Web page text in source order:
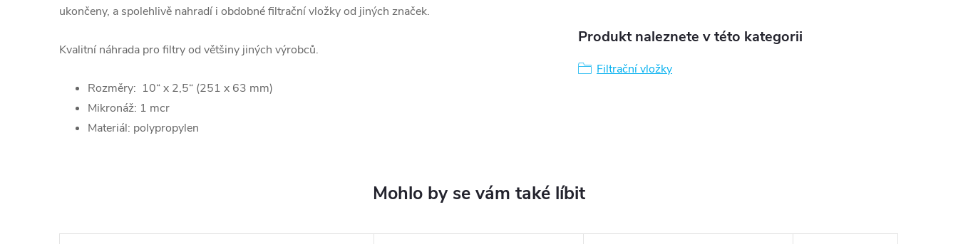
ukončeny, a spolehlivě nahradí i obdobné filtrační vložky od jiných značek.
Kvalitní náhrada pro filtry od většiny jiných výrobců.
Rozměry: 10“ x 2,5“ (251 x 63 mm)
Mikronáž: 1 mcr
Materiál: polypropylen
Produkt naleznete v této kategorii
Filtrační vložky